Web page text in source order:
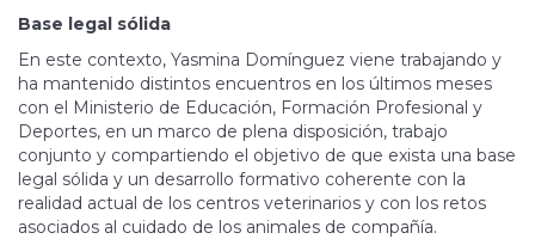
Base legal sólida
En este contexto, Yasmina Domínguez viene trabajando y
ha mantenido distintos encuentros en los últimos meses
con el Ministerio de Educación, Formación Profesional y
Deportes, en un marco de plena disposición, trabajo
conjunto y compartiendo el objetivo de que exista una base
legal sólida y un desarrollo formativo coherente con la
realidad actual de los centros veterinarios y con los retos
asociados al cuidado de los animales de compañía.